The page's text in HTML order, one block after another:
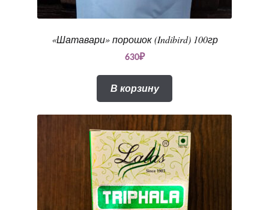
«Шатавари» порошок (Indibird) 100гр
630₽
В корзину